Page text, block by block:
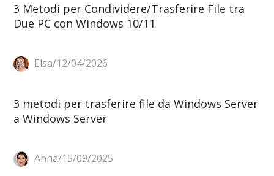
3 Metodi per Condividere/Trasferire File tra
Due PC con Windows 10/11
Elsa/12/04/2026
3 metodi per trasferire file da Windows Server
a Windows Server
Anna/15/09/2025